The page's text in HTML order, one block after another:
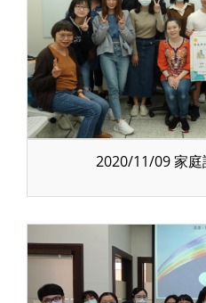
2020/11/09 家